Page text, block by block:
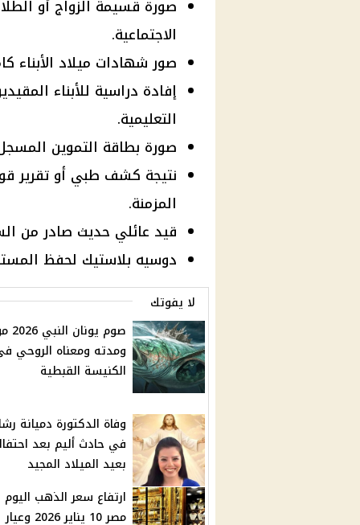
صورة قسيمة الزواج أو
الاجتماعية.
صور شهادات ميلاد الأبناء
إفادة دراسية للأبناء
التعليمية.
صورة بطاقة التموين
نتيجة كشف طبي أو تقرير
المزمنة.
قيد عائلي حديث صادر من
دوسيه بلاستيك لحفظ
لا يفوتك
صوم
ومدته ومعناه الروحي
الكنيسة القبطية
وفاة الدكتورة دميانة
في حادث أليم بعد
بعيد الميلاد المجيد
ارتفاع سعر الذهب